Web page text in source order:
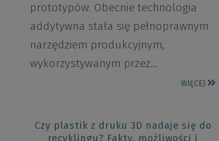
prototypów. Obecnie technologia
addytywna stała się pełnoprawnym
narzędziem produkcyjnym,
wykorzystywanym przez…
WIĘCEJ
Czy plastik z druku 3D nadaje się do
recyklingu? Fakty, możliwości i